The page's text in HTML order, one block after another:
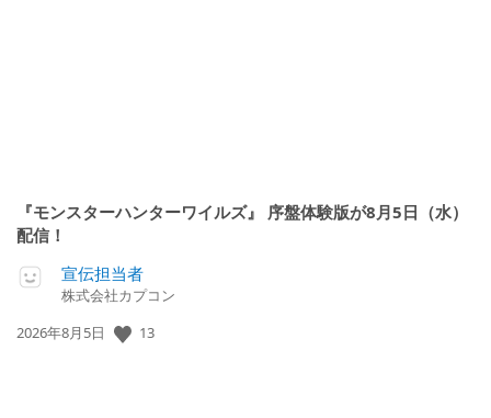
『モンスターハンターワイルズ』 序盤体験版が8月5日（水）
配信！
宣伝担当者
株式会社カプコン
公
2026年8月5日 13